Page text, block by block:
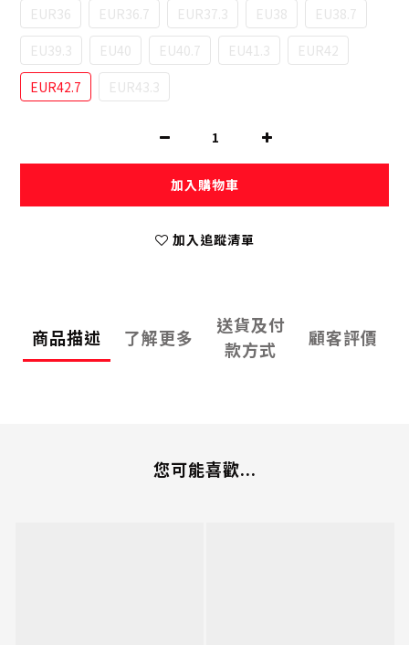
EUR36 EUR36.7 EUR37.3 EU38
EU38.7
EU39.3
EU40 EU40.7 EU41.3
EUR42
EUR42.7
EUR43.3
加入購物車
加入追蹤清單
商品描述 了解更多
送貨及付
款方式
顧客評價
您可能喜歡...